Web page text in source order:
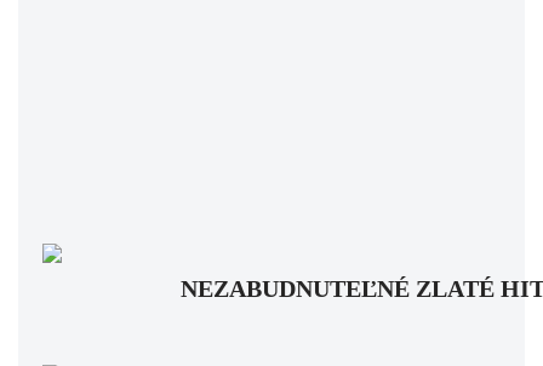
NEZABUDNUTEĽNÉ ZLATÉ